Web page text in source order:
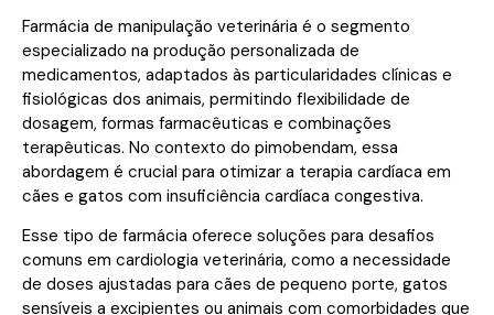
Farmácia de manipulação veterinária é o segmento
especializado na produção personalizada de
medicamentos, adaptados às particularidades clínicas e
fisiológicas dos animais, permitindo flexibilidade de
dosagem, formas farmacêuticas e combinações
terapêuticas. No contexto do pimobendam, essa
abordagem é crucial para otimizar a terapia cardíaca em
cães e gatos com insuficiência cardíaca congestiva.
Esse tipo de farmácia oferece soluções para desafios
comuns em cardiologia veterinária, como a necessidade
de doses ajustadas para cães de pequeno porte, gatos
sensíveis a excipientes ou animais com comorbidades que